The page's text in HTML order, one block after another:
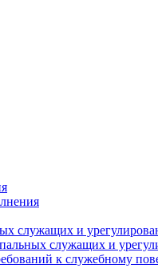
служащих и
служащих и
к служебному